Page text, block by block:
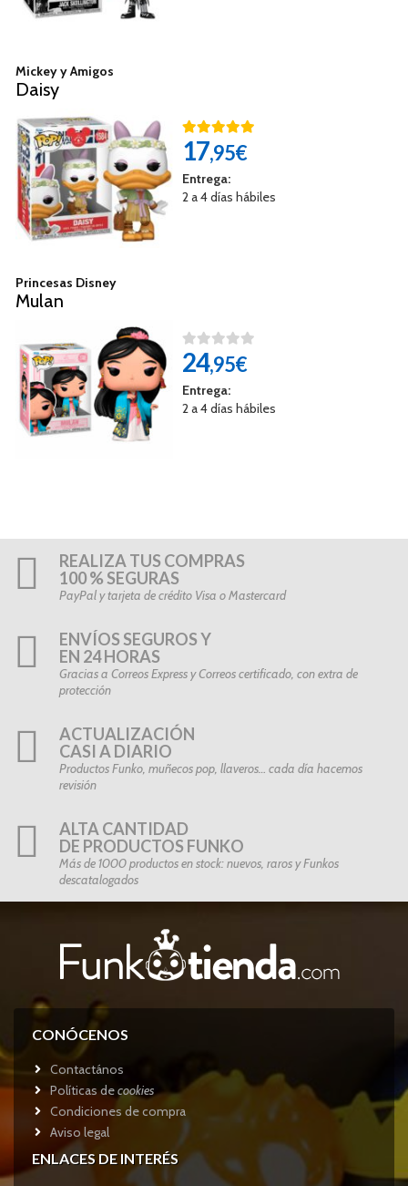
Mickey y Amigos
Daisy
17,95€
Entrega:
2 a 4 días hábiles
Princesas Disney
Mulan
24,95€
Entrega:
2 a 4 días hábiles
REALIZA TUS COMPRAS
100 % SEGURAS
PayPal y tarjeta de crédito Visa o Mastercard
ENVÍOS SEGUROS Y
EN 24 HORAS
Gracias a Correos Express y Correos certificado, con extra de
protección
ACTUALIZACIÓN
CASI A DIARIO
Productos Funko, muñecos pop, llaveros… cada día hacemos
revisión
ALTA CANTIDAD
DE PRODUCTOS FUNKO
Más de 1000 productos en stock: nuevos, raros y Funkos
descatalogados
CONÓCENOS
Contactános
Políticas decookies
Condiciones de compra
Aviso legal
ENLACES DE INTERÉS